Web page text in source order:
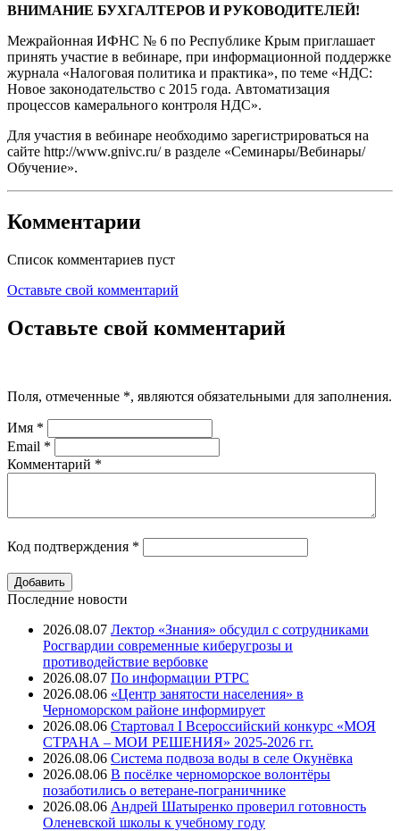
ВНИМАНИЕ БУХГАЛТЕРОВ И РУКОВОДИТЕЛЕЙ!
Межрайонная ИФНС № 6 по Республике Крым приглашает
принять участие в вебинаре, при информационной поддержке
журнала «Налоговая политика и практика», по теме «НДС:
Новое законодательство с 2015 года. Автоматизация
процессов камерального контроля НДС».
Для участия в вебинаре необходимо зарегистрироваться на
сайте http://www.gnivc.ru/ в разделе «Семинары/Вебинары/
Обучение».
Комментарии
Список комментариев пуст
Оставьте свой комментарий
Оставьте свой комментарий
Поля, отмеченные *, являются обязательными для заполнения.
Имя *
Email *
Комментарий *
Код подтверждения *
Последние новости
2026.08.07 Лектор «Знания» обсудил с сотрудниками
Росгвардии современные киберугрозы и
противодействие вербовке
2026.08.07 ⁠По информации РТРС
2026.08.06 «Центр занятости населения» в
Черноморском районе информирует
2026.08.06 Стартовал I Всероссийский конкурс «МОЯ
СТРАНА – МОИ РЕШЕНИЯ» 2025-2026 гг.
2026.08.06 Система подвоза воды в селе Окунёвка
2026.08.06 В посёлке черноморское волонтёры
позаботились о ветеране-пограничнике
2026.08.06 Андрей Шатыренко проверил готовность
Оленевской школы к учебному году